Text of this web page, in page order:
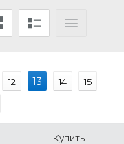
12 13 14 15
Купить